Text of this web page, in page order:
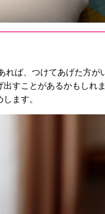
ば、つけてあげた方が
すことがあるかもし
ます。